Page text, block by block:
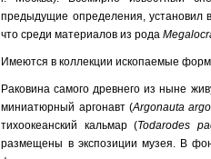
предыдущие определения, установил
что среди материалов из рода
Имеются в коллекции ископаемые
Раковина самого древнего из ныне
миниатюрный аргонавт (Argonauta argo
тихоокеанский кальмар (Todarodes
размещены в экспозиции музея. В